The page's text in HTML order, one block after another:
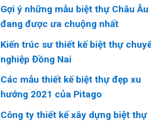
Gợi ý những mẫu biệt thự Châu Âu
đang được ưa chuộng nhất
Kiến trúc sư thiết kế biệt thự
nghiệp Đồng Nai
Các mẫu thiết kế biệt thự đẹp xu
hướng 2021 của Pitago
Công ty thiết kế xây dựng biệt thự